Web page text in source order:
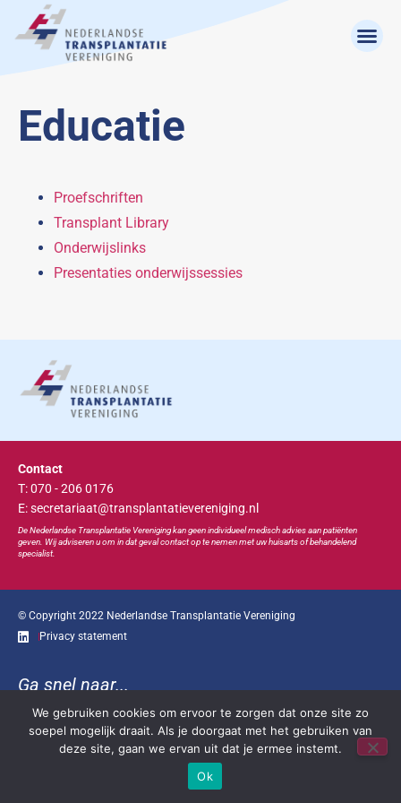
Educatie
Proefschriften
Transplant Library
Onderwijslinks
Presentaties onderwijssessies
Contact
T: 070 - 206 0176
E: secretariaat@transplantatievereniging.nl
De Nederlandse Transplantatie Vereniging kan geen individueel medisch advies aan patiënten
geven. Wij adviseren u om in dat geval contact op te nemen met uw huisarts of behandelend
specialist.
© Copyright 2022 Nederlandse Transplantatie Vereniging
Privacy statement
Ga snel naar...
Bootcongres Educatie Bestuur Contact
We gebruiken cookies om ervoor te zorgen dat onze site zo
soepel mogelijk draait. Als je doorgaat met het gebruiken van
deze site, gaan we ervan uit dat je ermee instemt.
Ok